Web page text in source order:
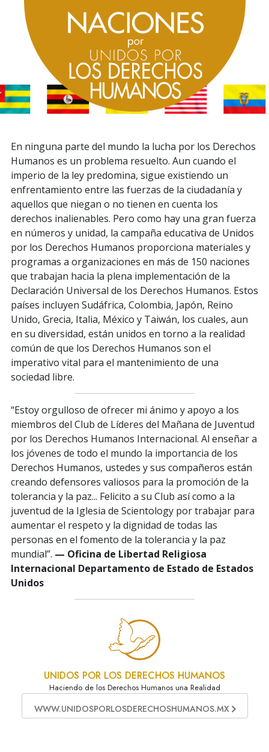
En ninguna parte del mundo la lucha por los Derechos
Humanos es un problema resuelto. Aun cuando el
imperio de la ley predomina, sigue existiendo un
enfrentamiento entre las fuerzas de la ciudadanía y
aquellos que niegan o no tienen en cuenta los
derechos inalienables. Pero como hay una gran fuerza
en números y unidad, la campaña educativa de Unidos
por los Derechos Humanos proporciona materiales y
programas a organizaciones en más de 150 naciones
que trabajan hacia la plena implementación de la
Declaración Universal de los Derechos Humanos. Estos
países incluyen Sudáfrica, Colombia, Japón, Reino
Unido, Grecia, Italia, México y Taiwán, los cuales, aun
en su diversidad, están unidos en torno a la realidad
común de que los Derechos Humanos son el
imperativo vital para el mantenimiento de una
sociedad libre.
“Estoy orgulloso de ofrecer mi ánimo y apoyo a los
miembros del Club de Líderes del Mañana de Juventud
por los Derechos Humanos Internacional. Al enseñar a
los jóvenes de todo el mundo la importancia de los
Derechos Humanos, ustedes y sus compañeros están
creando defensores valiosos para la promoción de la
tolerancia y la paz... Felicito a su Club así como a la
juventud de la Iglesia de Scientology por trabajar para
aumentar el respeto y la dignidad de todas las
personas en el fomento de la tolerancia y la paz
mundial”. — Oficina de Libertad Religiosa
Internacional Departamento de Estado de Estados
Unidos
UNIDOS POR LOS DERECHOS HUMANOS
Haciendo de los Derechos Humanos una Realidad
WWW.UNIDOSPORLOSDERECHOSHUMANOS.MX